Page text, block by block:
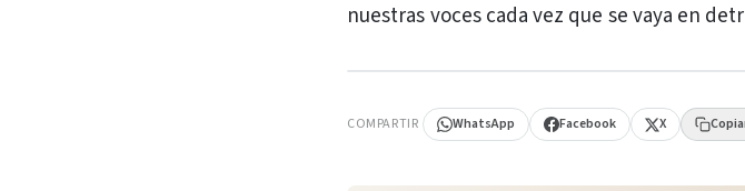
nuestras voces cada vez que se vaya en
COMPARTIR WhatsApp Facebook X